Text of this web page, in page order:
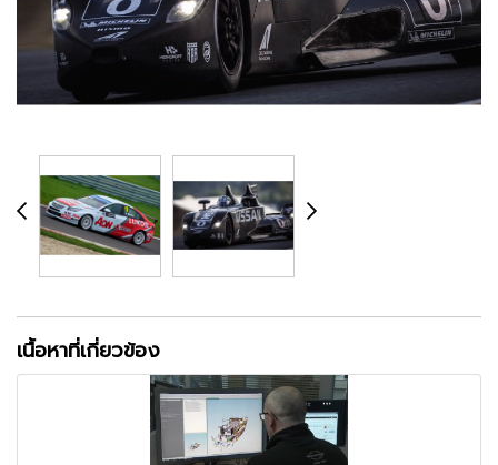
เนื้อหาที่เกี่ยวข้อง